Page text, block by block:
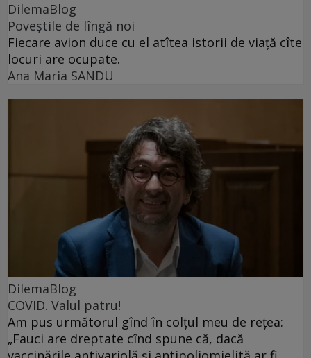
DilemaBlog
Poveștile de lîngă noi
Fiecare avion duce cu el atîtea istorii de viață cîte
locuri are ocupate.
Ana Maria SANDU
DilemaBlog
COVID. Valul patru!
Am pus următorul gînd în colțul meu de rețea:
„Fauci are dreptate cînd spune că, dacă